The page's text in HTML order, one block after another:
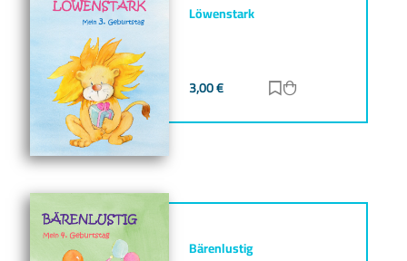
Löwenstark
3,00€ Zur Merkliste
Bärenlustig